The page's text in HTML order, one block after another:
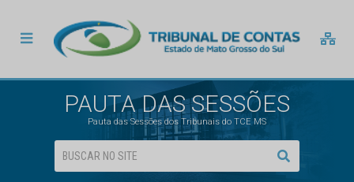
PAUTA DAS SESSÕES
Pauta das Sessões dos Tribunais do TCE MS